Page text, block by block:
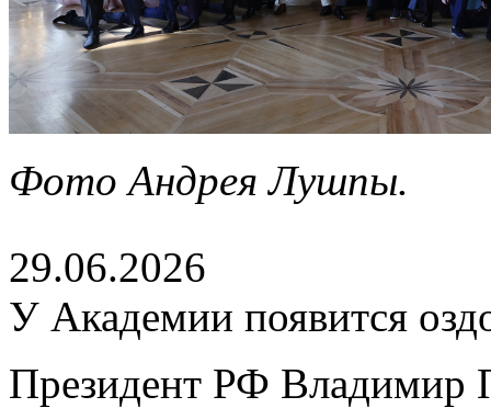
Фото Андрея Лушпы.
29.06.2026
У Академии появится
Президент РФ Владимир